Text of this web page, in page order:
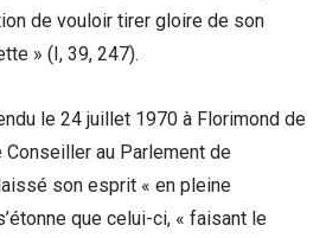
de vouloir tirer gloire de son
» (I, 39, 247).
le 24 juillet 1970 à Florimond de
Conseiller au Parlement de
son esprit « en pleine
que celui-ci, « faisant le